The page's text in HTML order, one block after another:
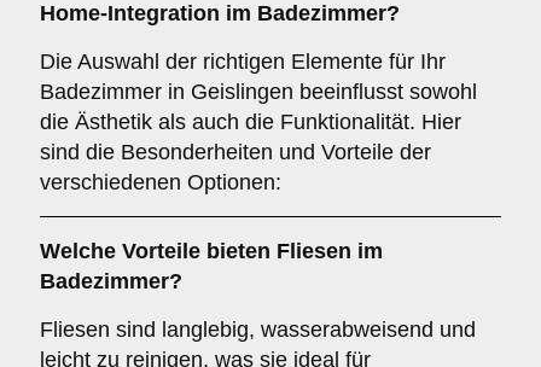
Home-Integration im Badezimmer?
Die Auswahl der richtigen Elemente für Ihr
Badezimmer in Geislingen beeinflusst sowohl
die Ästhetik als auch die Funktionalität. Hier
sind die Besonderheiten und Vorteile der
verschiedenen Optionen:
Welche Vorteile bieten Fliesen im
Badezimmer?
Fliesen sind langlebig, wasserabweisend und
leicht zu reinigen, was sie ideal für